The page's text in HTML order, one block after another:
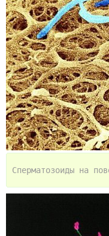
Сперматозоиды на